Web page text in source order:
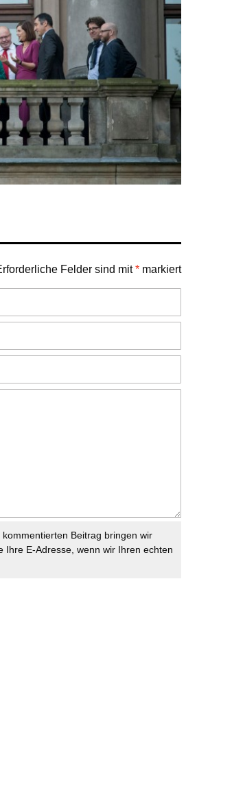
Felder sind mit* markiert
Beitrag bringen wir
E-Adresse, wenn wir Ihren echten